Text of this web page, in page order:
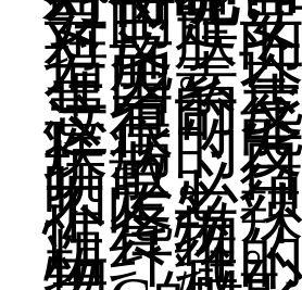
要的是
对皮肤
措施。
在因素
患者的
这很可
疾病的
扩散。
晒是必
不吃辛
性食物
粗纤维